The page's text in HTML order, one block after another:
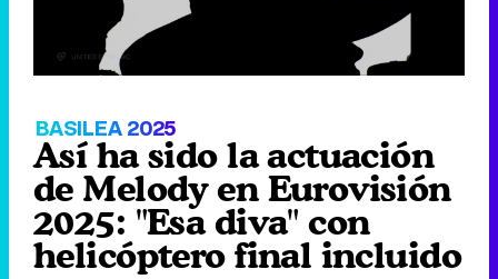
BASILEA 2025
Así ha sido la actuación
de Melody en Eurovisión
2025: "Esa diva" con
helicóptero final incluido